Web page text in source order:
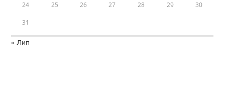
24 25 26 27 28 29 30
31
« Лип